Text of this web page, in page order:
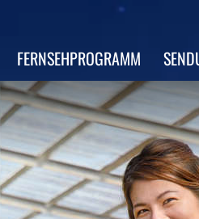
FERNSEHPROGRAMM